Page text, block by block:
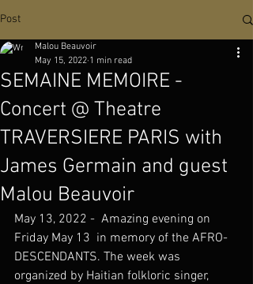
Post
SEMAINE MEMOIRE -
Concert @ Theatre
TRAVERSIERE PARIS with
James Germain and guest
Malou Beauvoir
Malou Beauvoir
May 15, 2022 1 min read
May 13, 2022 -  Amazing evening on
Friday May 13  in memory of the AFRO-
DESCENDANTS. The week was
organized by Haitian folkloric singer,